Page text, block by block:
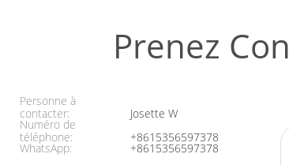
Prenez
Personne à
contacter:
Josette W
Numéro de
téléphone:
+8615356597378
WhatsApp: +8615356597378